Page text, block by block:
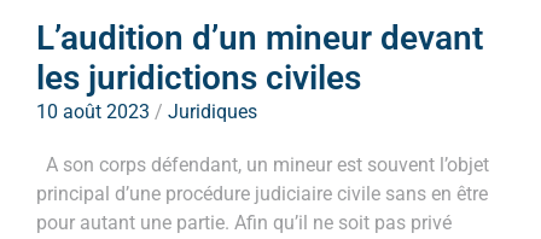
L’audition d’un mineur devant
les juridictions civiles
10 août 2023 / Juridiques
A son corps défendant, un mineur est souvent l’objet
principal d’une procédure judiciaire civile sans en être
pour autant une partie. Afin qu’il ne soit pas privé